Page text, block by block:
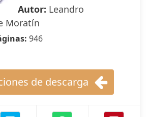
Autor: Leandro
Moratín
946
de descarga